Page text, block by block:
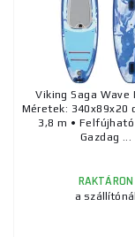
Viking Saga Wave
Méretek: 340x89x20
3,8 m • Felfújható
Gazdag ...
RAKTÁRON
a szállítónál